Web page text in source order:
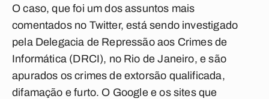
O caso, que foi um dos assuntos mais
comentados no Twitter, está sendo investigado
pela Delegacia de Repressão aos Crimes de
Informática (DRCI), no Rio de Janeiro, e são
apurados os crimes de extorsão qualificada,
difamação e furto. O Google e os sites que